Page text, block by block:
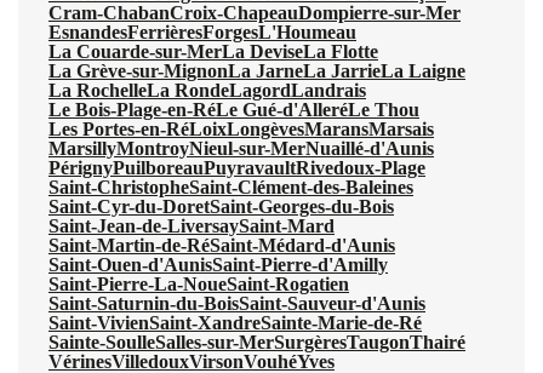
Cram-ChabanCroix-ChapeauDompierre-sur-Mer
EsnandesFerrièresForgesL'Houmeau
La Couarde-sur-MerLa DeviseLa Flotte
La Grève-sur-MignonLa JarneLa JarrieLa Laigne
La RochelleLa RondeLagordLandrais
Le Bois-Plage-en-RéLe Gué-d'AlleréLe Thou
Les Portes-en-RéLoixLongèvesMaransMarsais
MarsillyMontroyNieul-sur-MerNuaillé-d'Aunis
PérignyPuilboreauPuyravaultRivedoux-Plage
Saint-ChristopheSaint-Clément-des-Baleines
Saint-Cyr-du-DoretSaint-Georges-du-Bois
Saint-Jean-de-LiversaySaint-Mard
Saint-Martin-de-RéSaint-Médard-d'Aunis
Saint-Ouen-d'AunisSaint-Pierre-d'Amilly
Saint-Pierre-La-NoueSaint-Rogatien
Saint-Saturnin-du-BoisSaint-Sauveur-d'Aunis
Saint-VivienSaint-XandreSainte-Marie-de-Ré
Sainte-SoulleSalles-sur-MerSurgèresTaugonThairé
VérinesVilledouxVirsonVouhéYves